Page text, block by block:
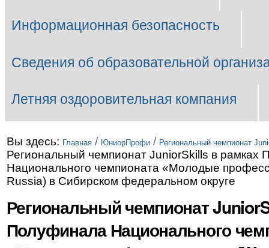
Информационная безопасность
Сведения об образовательной
Летняя оздоровительная компания
Вы здесь: Главная / ЮниорПрофи / Региональный чемпионат
Региональный чемпионат JuniorSkills в рамках
Национального чемпионата «Молодые
Russia) в Сибирском федеральном округе
Региональный чемпионат
Полуфинала Национального